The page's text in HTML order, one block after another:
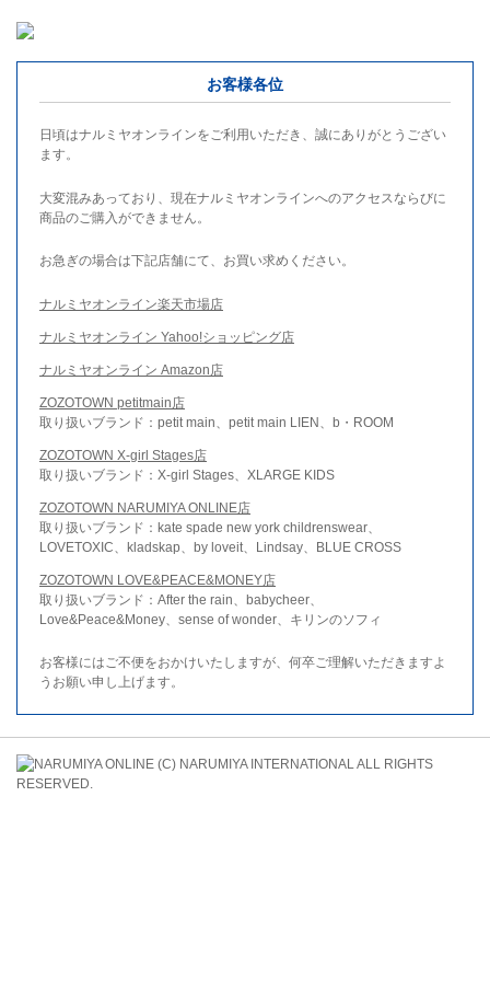
お客様各位
日頃はナルミヤオンラインをご利用いただき、誠にありがとうござい
ます。
大変混みあっており、現在ナルミヤオンラインへのアクセスならびに
商品のご購入ができません。
お急ぎの場合は下記店舗にて、お買い求めください。
ナルミヤオンライン楽天市場店
ナルミヤオンライン Yahoo!ショッピング店
ナルミヤオンライン Amazon店
ZOZOTOWN petitmain店
取り扱いブランド：petit main、petit main LIEN、b・ROOM
ZOZOTOWN X-girl Stages店
取り扱いブランド：X-girl Stages、XLARGE KIDS
ZOZOTOWN NARUMIYA ONLINE店
取り扱いブランド：kate spade new york childrenswear、
LOVETOXIC、kladskap、by loveit、Lindsay、BLUE CROSS
ZOZOTOWN LOVE&PEACE&MONEY店
取り扱いブランド：After the rain、babycheer、
Love&Peace&Money、sense of wonder、キリンのソフィ
お客様にはご不便をおかけいたしますが、何卒ご理解いただきますよ
うお願い申し上げます。